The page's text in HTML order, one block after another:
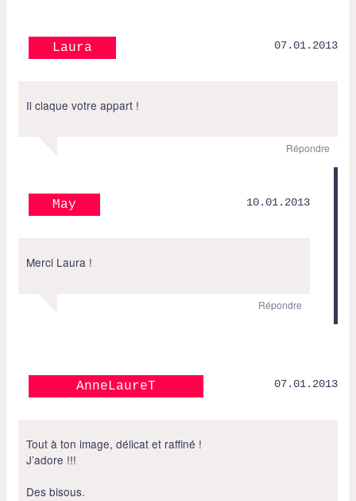
Laura 07.01.2013
Il claque votre appart !
Répondre
May 10.01.2013
Merci Laura !
Répondre
AnneLaureT 07.01.2013
Tout à ton image, délicat et raffiné !
J’adore !!!
Des bisous.